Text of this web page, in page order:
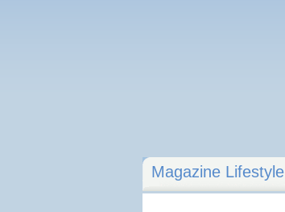
Magazine Lifestyle